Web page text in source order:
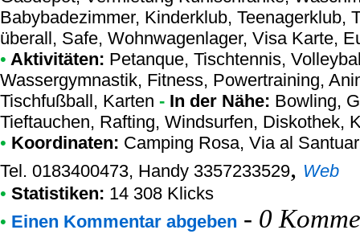
Babybadezimmer, Kinderklub, Teenagerklub,
überall, Safe, Wohnwagenlager, Visa Karte,
• Aktivitäten: Petanque, Tischtennis,
Wassergymnastik, Fitness, Powertraining,
Tischfußball, Karten - In der Nähe: Bowling,
Tieftauchen, Rafting, Windsurfen, Diskothek,
• Koordinaten: Camping Rosa, Via al
Tel. 0183400473, Handy 3357233529, Web
• Statistiken: 14 308 Klicks
• Einen Kommentar abgeben - 0